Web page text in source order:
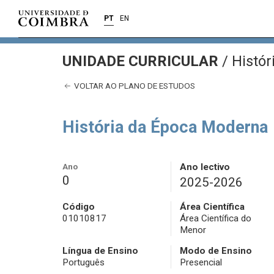
PT EN
UNIDADE CURRICULAR /
VOLTAR AO PLANO DE ESTUDOS
História da Época Moderna
Ano
0
Ano lectivo
2025-2026
Código
01010817
Área Científica
Área Científica do
Menor
Língua de Ensino
Português
Modo de Ensino
Presencial